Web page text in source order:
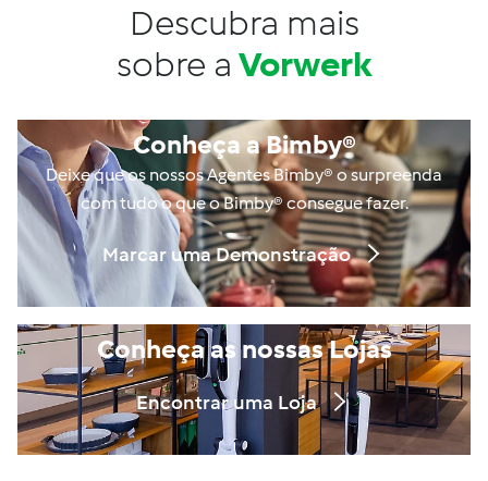
Descubra mais
sobre a Vorwerk
Conheça a Bimby®
Deixe que os nossos Agentes Bimby® o surpreenda
com tudo o que o Bimby® consegue fazer.
Marcar uma Demonstração
Conheça as nossas Lojas
Encontrar uma Loja